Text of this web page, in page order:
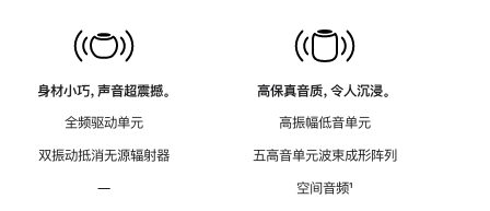
身材小巧，声音超震撼。
全频驱动单元
双振动抵消无源辐射器
—
高保真音质，令人沉浸。
高振幅低音单元
五高音单元波束成形阵列
空间音频脚
¹